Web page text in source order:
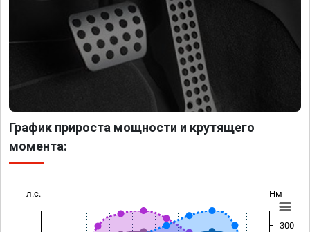
График прироста мощности и крутящего
момента:
л.с. Нм
300